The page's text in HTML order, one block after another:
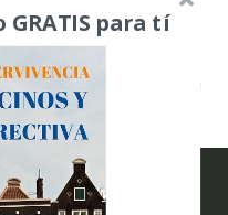
es decir,
de los vecinos, que
propietarios. La Junta
para tí